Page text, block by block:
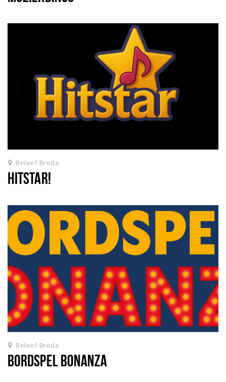
Beleef Breda
HITSTAR!
Beleef Breda
BORDSPEL BONANZA